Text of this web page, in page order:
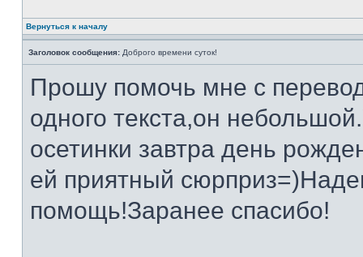
Вернуться к началу
Заголовок сообщения: Доброго времени суток!
Прошу помочь мне с
одного текста,он
осетинки завтра день
ей приятный
помощь!Заранее спасибо!